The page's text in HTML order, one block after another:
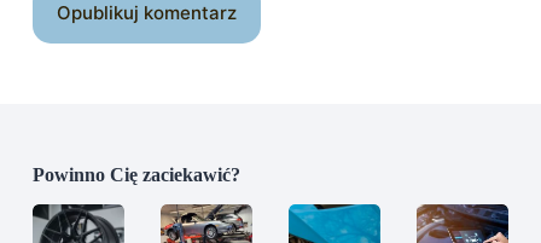
Opublikuj komentarz
Powinno Cię zaciekawić?